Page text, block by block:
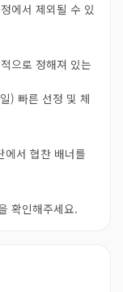
에서 제외될 수 있
으로 정해져 있는
) 빠른 선정 및 체
서 협찬 배너를
확인해주세요.